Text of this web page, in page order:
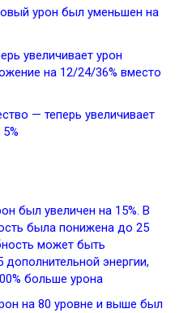
урон был уменьшен на
увеличивает урон
на 12/24/36% вместо
— теперь увеличивает
был увеличен на 15%. В
была понижена до 25
может быть
энергии,
больше урона
на 80 уровне и выше был